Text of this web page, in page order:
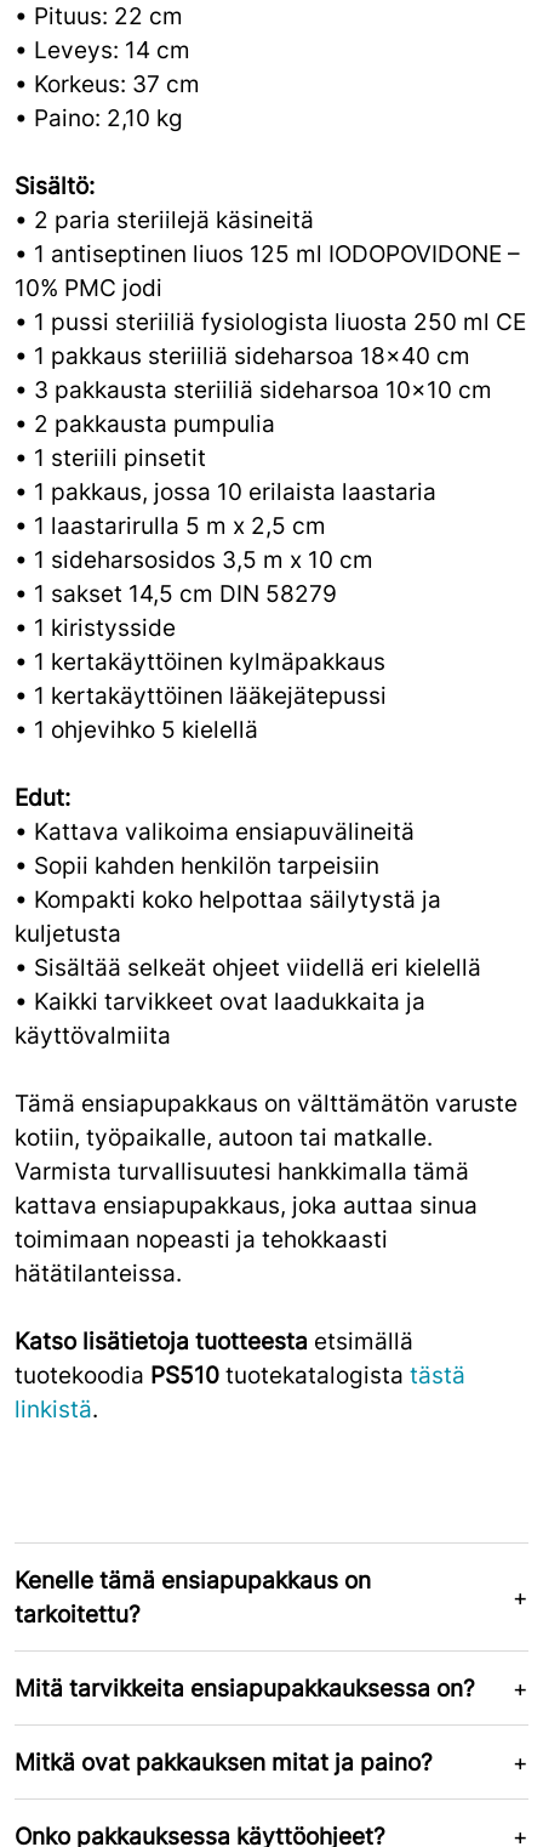
• Pituus: 22 cm
• Leveys: 14 cm
• Korkeus: 37 cm
• Paino: 2,10 kg
Sisältö:
• 2 paria steriilejä käsineitä
• 1 antiseptinen liuos 125 ml IODOPOVIDONE –
10% PMC jodi
• 1 pussi steriiliä fysiologista liuosta 250 ml CE
• 1 pakkaus steriiliä sideharsoa 18x40 cm
• 3 pakkausta steriiliä sideharsoa 10x10 cm
• 2 pakkausta pumpulia
• 1 steriili pinsetit
• 1 pakkaus, jossa 10 erilaista laastaria
• 1 laastarirulla 5 m x 2,5 cm
• 1 sideharsosidos 3,5 m x 10 cm
• 1 sakset 14,5 cm DIN 58279
• 1 kiristysside
• 1 kertakäyttöinen kylmäpakkaus
• 1 kertakäyttöinen lääkejätepussi
• 1 ohjevihko 5 kielellä
Edut:
• Kattava valikoima ensiapuvälineitä
• Sopii kahden henkilön tarpeisiin
• Kompakti koko helpottaa säilytystä ja
kuljetusta
• Sisältää selkeät ohjeet viidellä eri kielellä
• Kaikki tarvikkeet ovat laadukkaita ja
käyttövalmiita
Tämä ensiapupakkaus on välttämätön varuste
kotiin, työpaikalle, autoon tai matkalle.
Varmista turvallisuutesi hankkimalla tämä
kattava ensiapupakkaus, joka auttaa sinua
toimimaan nopeasti ja tehokkaasti
hätätilanteissa.
Katso lisätietoja tuotteesta etsimällä
tuotekoodia PS510 tuotekatalogista tästä
linkistä.
Kenelle tämä ensiapupakkaus on
tarkoitettu?
Mitä tarvikkeita ensiapupakkauksessa on?
Mitkä ovat pakkauksen mitat ja paino?
Onko pakkauksessa käyttöohjeet?